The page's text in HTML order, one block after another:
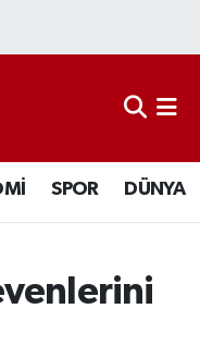
SPOR DÜNYA